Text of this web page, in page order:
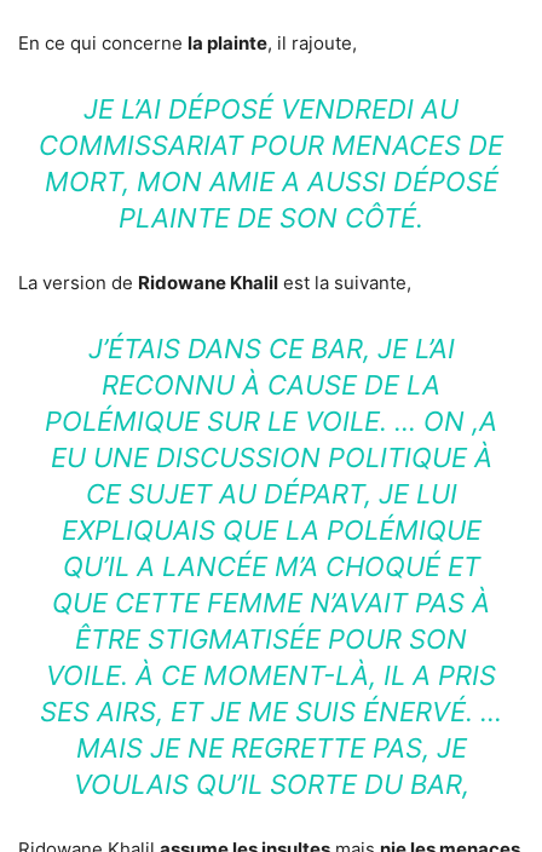
En ce qui concerne la plainte, il rajoute,
JE L’AI DÉPOSÉ VENDREDI AU
COMMISSARIAT POUR MENACES DE
MORT, MON AMIE A AUSSI DÉPOSÉ
PLAINTE DE SON CÔTÉ.
La version de Ridowane Khalil est la suivante,
J’ÉTAIS DANS CE BAR, JE L’AI
RECONNU À CAUSE DE LA
POLÉMIQUE SUR LE VOILE. … ON ,A
EU UNE DISCUSSION POLITIQUE À
CE SUJET AU DÉPART, JE LUI
EXPLIQUAIS QUE LA POLÉMIQUE
QU’IL A LANCÉE M’A CHOQUÉ ET
QUE CETTE FEMME N’AVAIT PAS À
ÊTRE STIGMATISÉE POUR SON
VOILE. À CE MOMENT-LÀ, IL A PRIS
SES AIRS, ET JE ME SUIS ÉNERVÉ. …
MAIS JE NE REGRETTE PAS, JE
VOULAIS QU’IL SORTE DU BAR,